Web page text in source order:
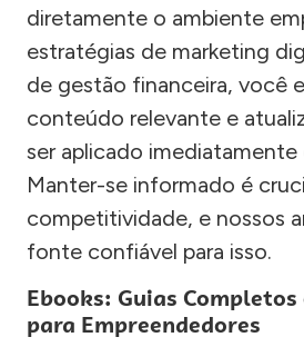
diretamente o ambiente
estratégias de marketing
de gestão financeira, você
conteúdo relevante e
ser aplicado imediatamente
Manter-se informado é
competitividade, e nossos
fonte confiável para isso.
Ebooks: Guias
para Empreendedores